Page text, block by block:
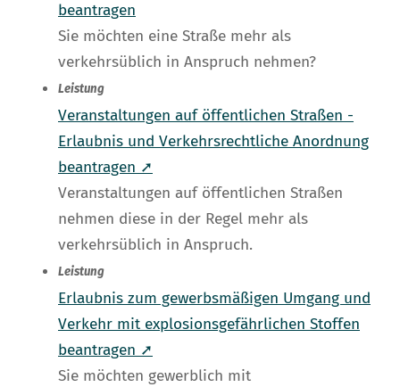
beantragen
Sie möchten eine Straße mehr als
verkehrsüblich in Anspruch nehmen?
Leistung
Veranstaltungen auf öffentlichen Straßen -
Erlaubnis und Verkehrsrechtliche Anordnung
beantragen ➚
Veranstaltungen auf öffentlichen Straßen
nehmen diese in der Regel mehr als
verkehrsüblich in Anspruch.
Leistung
Erlaubnis zum gewerbsmäßigen Umgang und
Verkehr mit explosionsgefährlichen Stoffen
beantragen ➚
Sie möchten gewerblich mit